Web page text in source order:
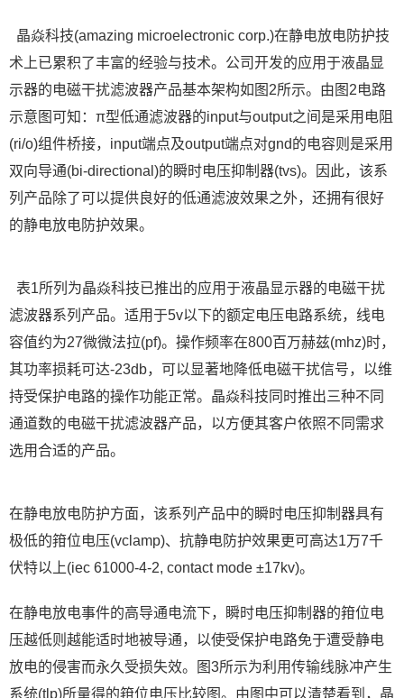
晶焱科技(amazing microelectronic corp.)在静电放电防护技
术上已累积了丰富的经验与技术。公司开发的应用于液晶显
示器的电磁干扰滤波器产品基本架构如图2所示。由图2电路
示意图可知：π型低通滤波器的input与output之间是采用电阻
(ri/o)组件桥接，input端点及output端点对gnd的电容则是采用
双向导通(bi-directional)的瞬时电压抑制器(tvs)。因此，该系
列产品除了可以提供良好的低通滤波效果之外，还拥有很好
的静电放电防护效果。
表1所列为晶焱科技已推出的应用于液晶显示器的电磁干扰
滤波器系列产品。适用于5v以下的额定电压电路系统，线电
容值约为27微微法拉(pf)。操作频率在800百万赫兹(mhz)时，
其功率损耗可达-23db，可以显著地降低电磁干扰信号，以维
持受保护电路的操作功能正常。晶焱科技同时推出三种不同
通道数的电磁干扰滤波器产品，以方便其客户依照不同需求
选用合适的产品。
在静电放电防护方面，该系列产品中的瞬时电压抑制器具有
极低的箝位电压(vclamp)、抗静电防护效果更可高达1万7千
伏特以上(iec 61000-4-2, contact mode ±17kv)。
在静电放电事件的高导通电流下，瞬时电压抑制器的箝位电
压越低则越能适时地被导通，以使受保护电路免于遭受静电
放电的侵害而永久受损失效。图3所示为利用传输线脉冲产生
系统(tlp)所量得的箝位电压比较图。由图中可以清楚看到，晶